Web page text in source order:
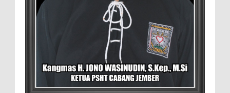
David Iswanto Jabat Ketua Gradasi
Kabupaten Jember 2026-2031
Jajaran Dewan Pengurus DPC Kabupaten
Jember 2025-2031, saat foto bersama
usai acara pelantikan di Gedung Jember Nusantara,
Selasa 28 Juli 2...